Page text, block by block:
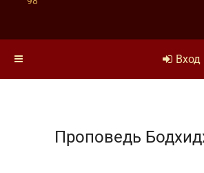
Вход
Проповедь